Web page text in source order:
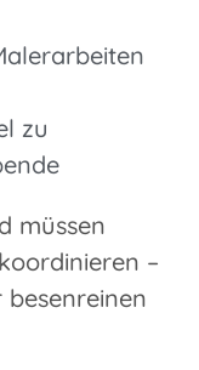
zu
müssen
–